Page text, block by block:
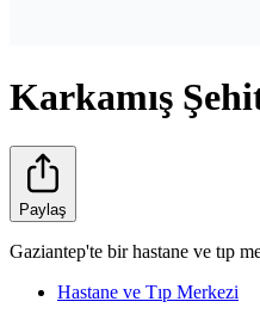
Karkamış
Paylaş
Gaziantep'te bir hastane ve tıp
Hastane ve Tıp Merkezi